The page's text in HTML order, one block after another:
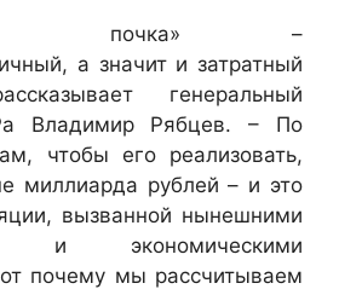
почка» –
а значит и затратный
генеральный
Владимир Рябцев. – По
чтобы его реализовать,
миллиарда рублей – и это
вызванной нынешними
и экономическими
почему мы рассчитываем